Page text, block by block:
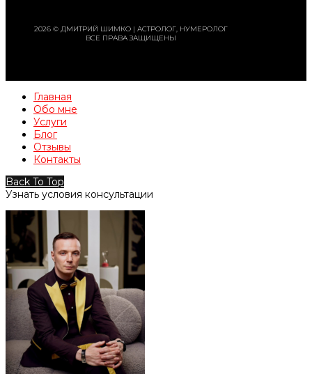
2026 © ДМИТРИЙ ШИМКО | АСТРОЛОГ, НУМЕРОЛОГ
ВСЕ ПРАВА ЗАЩИЩЕНЫ
Главная
Обо мне
Услуги
Блог
Отзывы
Контакты
Back To Top
Узнать условия консультации